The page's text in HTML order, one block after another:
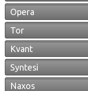
Opera
Tor
Kvant
Syntesi
Naxos